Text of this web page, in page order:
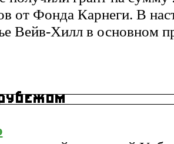
от Фонда Карнеги. В
Вейв-Хилл в основном